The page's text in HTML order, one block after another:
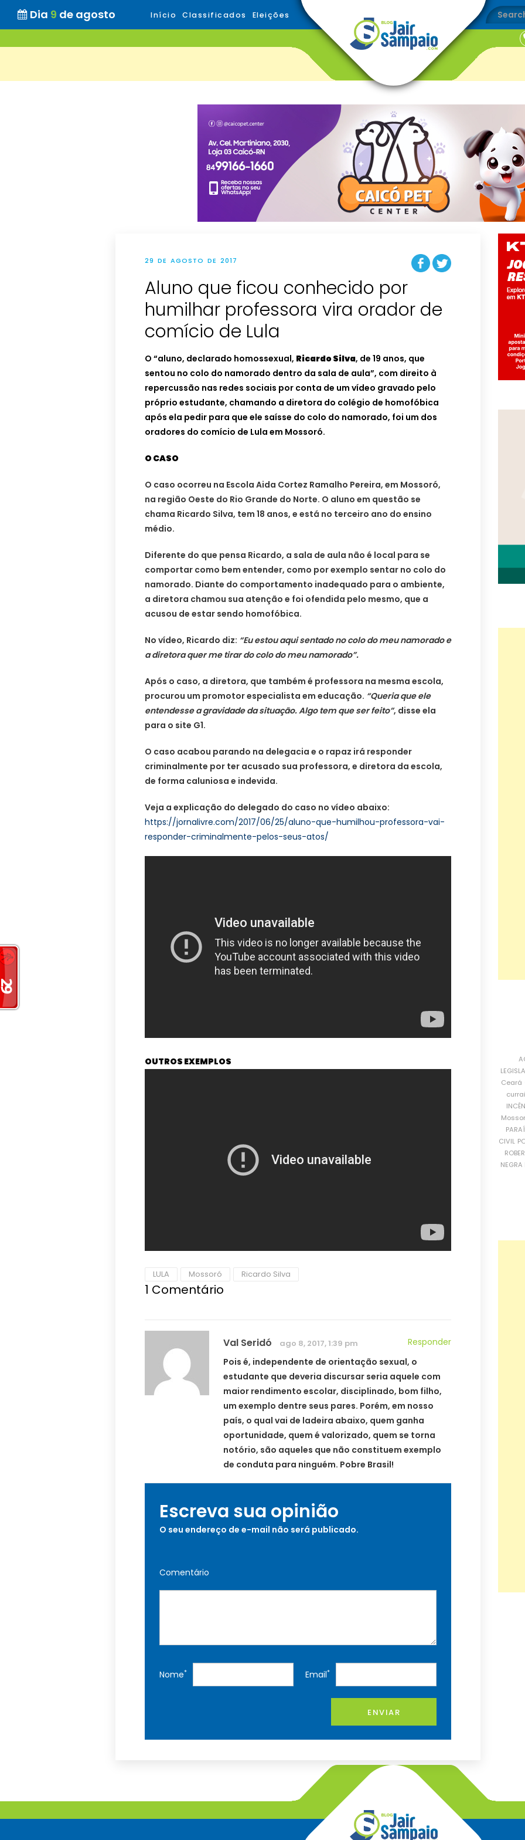
Dia 9 de agosto Início Classificados Eleições
29 DE AGOSTO DE 2017
Aluno que ficou conhecido por
humilhar professora vira orador de
comício de Lula
O “aluno, declarado homossexual, Ricardo Silva, de 19 anos, que
sentou no colo do namorado dentro da sala de aula”, com direito à
repercussão nas redes sociais por conta de um vídeo gravado pelo
próprio estudante, chamando a diretora do colégio de homofóbica
após ela pedir para que ele saísse do colo do namorado, foi um dos
oradores do comício de Lula em Mossoró.
O CASO
O caso ocorreu na Escola Aida Cortez Ramalho Pereira, em Mossoró,
na região Oeste do Rio Grande do Norte. O aluno em questão se
chama Ricardo Silva, tem 18 anos, e está no terceiro ano do ensino
médio.
Diferente do que pensa Ricardo, a sala de aula não é local para se
comportar como bem entender, como por exemplo sentar no colo do
namorado. Diante do comportamento inadequado para o ambiente,
a diretora chamou sua atenção e foi ofendida pelo mesmo, que a
acusou de estar sendo homofóbica.
No vídeo, Ricardo diz: “Eu estou aqui sentado no colo do meu namorado e
a diretora quer me tirar do colo do meu namorado”.
Após o caso, a diretora, que também é professora na mesma escola,
procurou um promotor especialista em educação. “Queria que ele
entendesse a gravidade da situação. Algo tem que ser feito”, disse ela
para o site G1.
O caso acabou parando na delegacia e o rapaz irá responder
criminalmente por ter acusado sua professora, e diretora da escola,
de forma caluniosa e indevida.
Veja a explicação do delegado do caso no vídeo abaixo:
https://jornalivre.com/2017/06/25/aluno-que-humilhou-professora-vai-
responder-criminalmente-pelos-seus-atos/
OUTROS EXEMPLOS
LULA Mossoró Ricardo Silva
1 Comentário
Val Seridó ago 8, 2017, 1:39 pm
Responder
Pois é, independente de orientação sexual, o
estudante que deveria discursar seria aquele com
maior rendimento escolar, disciplinado, bom filho,
um exemplo dentre seus pares. Porém, em nosso
país, o qual vai de ladeira abaixo, quem ganha
oportunidade, quem é valorizado, quem se torna
notório, são aqueles que não constituem exemplo
de conduta para ninguém. Pobre Brasil!
Escreva sua opinião
O seu endereço de e-mail não será publicado.
Comentário
Nome* Email*
ENVIAR
Ceará
CIVIL
NEGRA